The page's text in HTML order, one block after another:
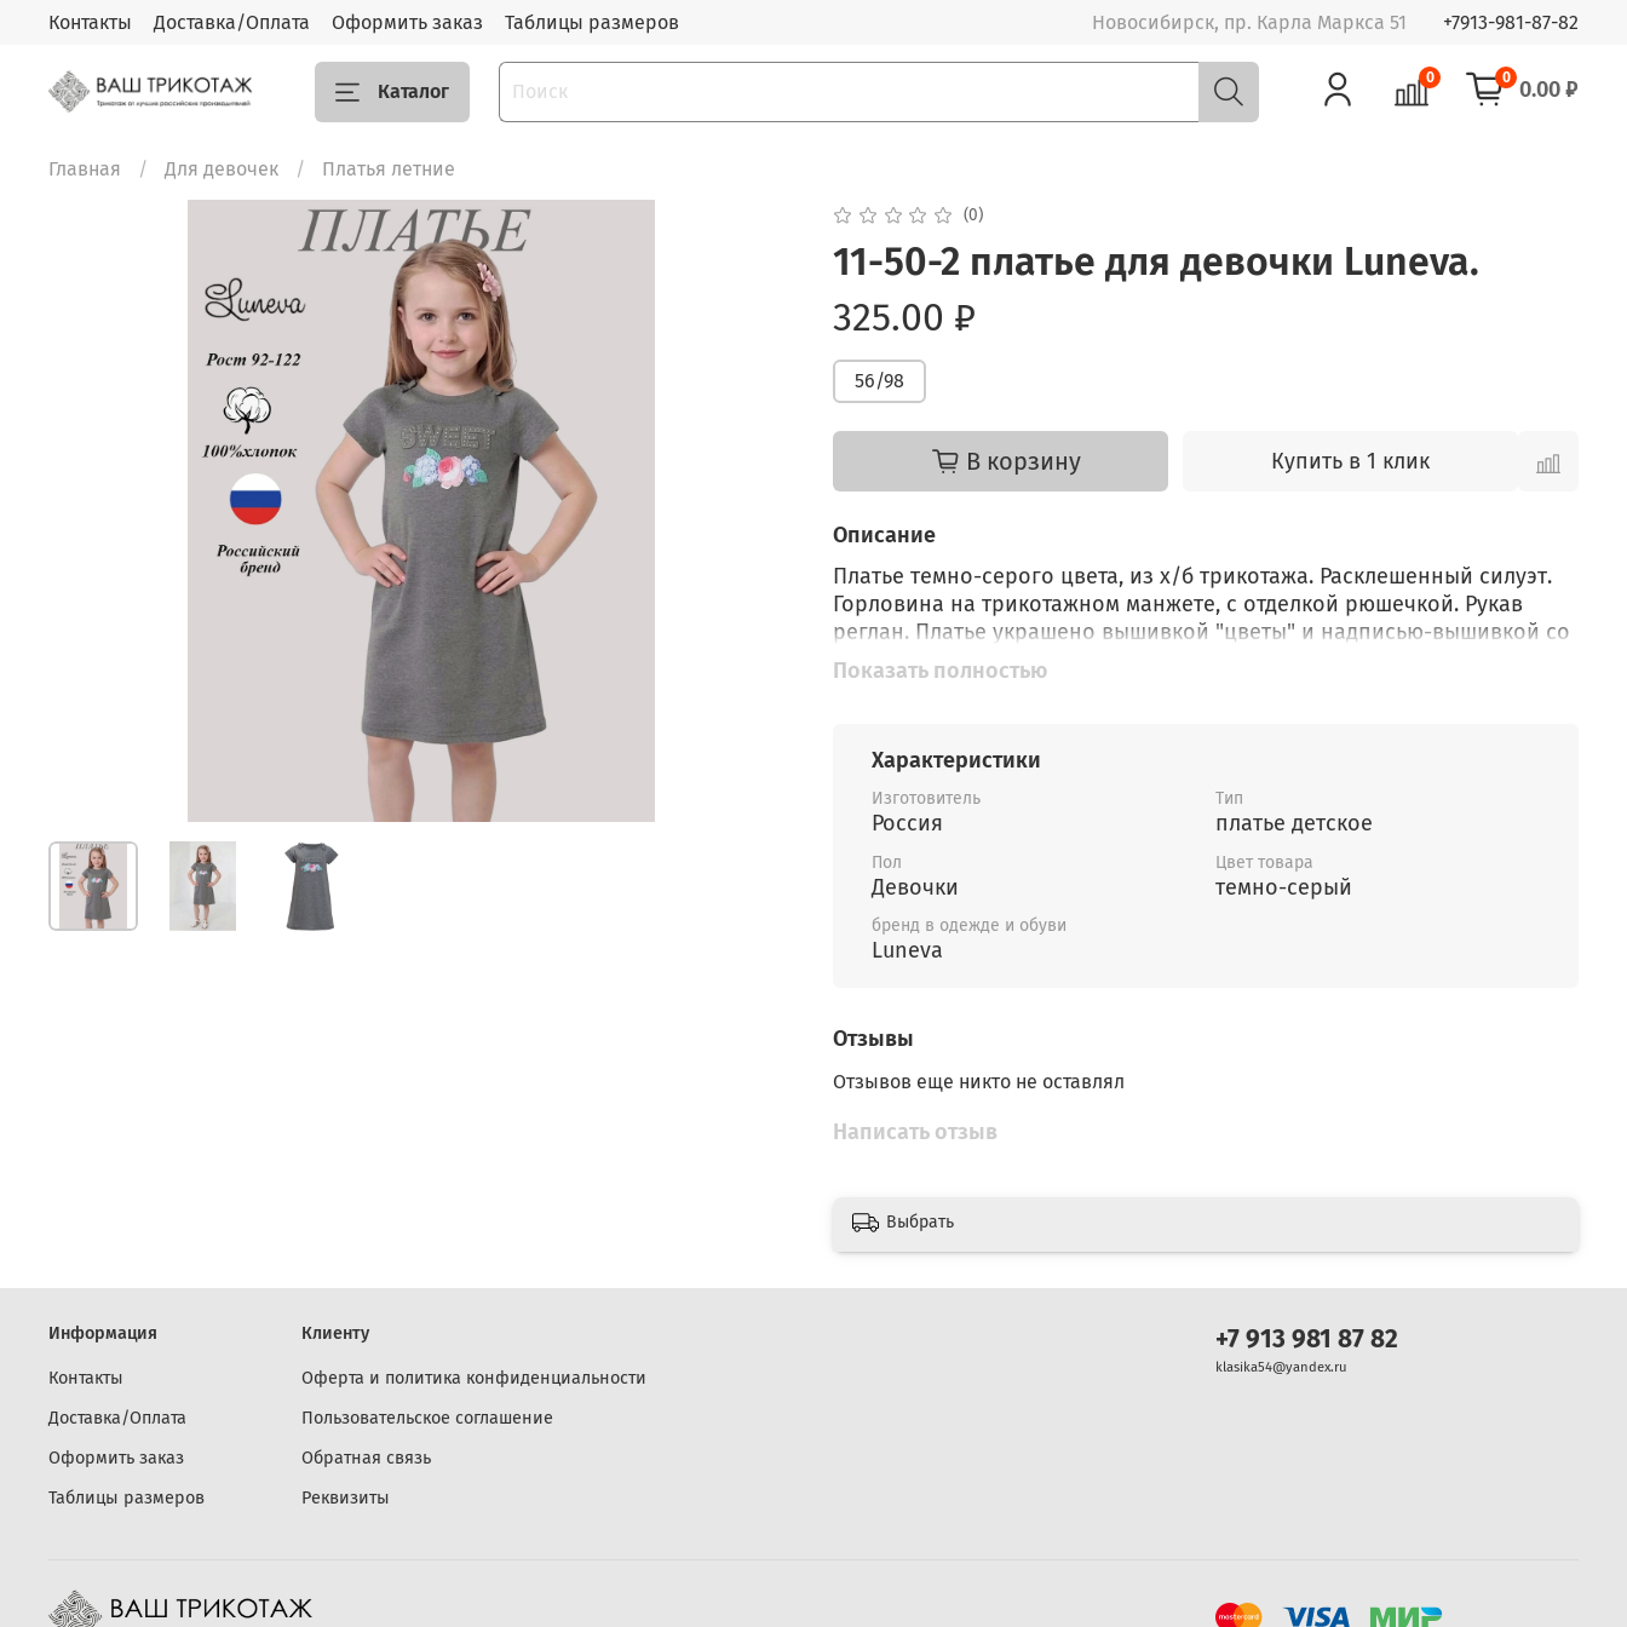
Контакты Доставка/Оплата Оформить заказ Таблицы размеров Новосибирск, пр. Карла Маркса 51 +7913-981-87-82
Каталог
0 0 0.00 ₽
Главная Для девочек Платья летние
(0)
11-50-2 платье для девочки Luneva.
325.00 ₽
56/98
В корзину Купить в 1 клик
Описание
Платье темно-серого цвета, из х/б трикотажа. Расклешенный силуэт.
Горловина на трикотажном манжете, с отделкой рюшечкой. Рукав
реглан. Платье украшено вышивкой "цветы" и надписью-вышивкой со
стразами.
Показать полностью
Характеристики
Изготовитель
Россия
Тип
платье детское
Пол
Девочки
Цвет товара
темно-серый
бренд в одежде и обуви
Luneva
Отзывы
Отзывов еще никто не оставлял
Написать отзыв
Выбрать
Информация
Контакты
Доставка/Оплата
Оформить заказ
Таблицы размеров
Клиенту
Оферта и политика конфиденциальности
Пользовательское соглашение
Обратная связь
Реквизиты
+7 913 981 87 82
klasika54@yandex.ru